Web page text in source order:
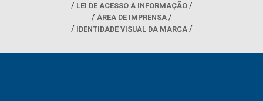
LEI DE ACESSO À INFORMAÇÃO
ÁREA DE IMPRENSA
IDENTIDADE VISUAL DA MARCA